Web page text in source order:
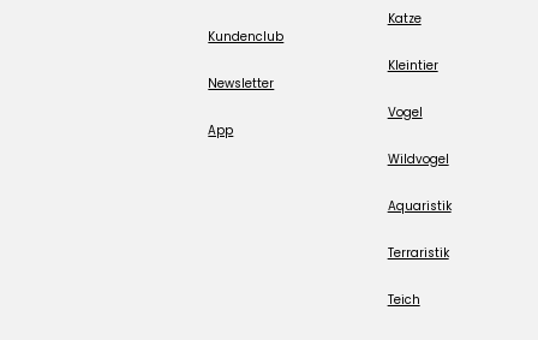
Kundenclub
Newsletter
App
Katze
Kleintier
Vogel
Wildvogel
Aquaristik
Terraristik
Teich